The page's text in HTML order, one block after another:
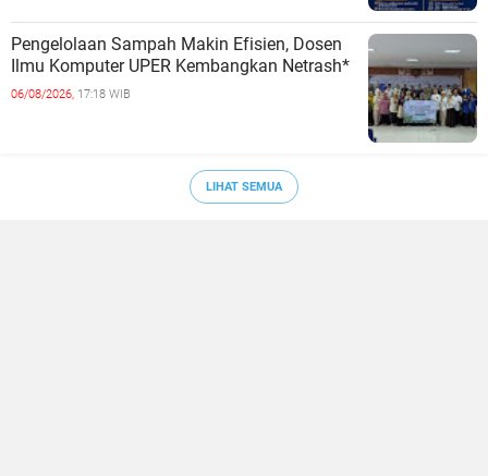
Pengelolaan Sampah Makin Efisien, Dosen
Ilmu Komputer UPER Kembangkan Netrash*
06/08/2026, 17:18 WIB
LIHAT SEMUA